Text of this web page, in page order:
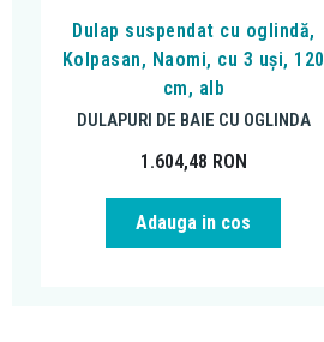
Dulap suspendat cu oglindă,
Kolpasan, Naomi, cu 3 uși, 120
cm, alb
DULAPURI DE BAIE CU OGLINDA
1.604,48 RON
Adauga in cos